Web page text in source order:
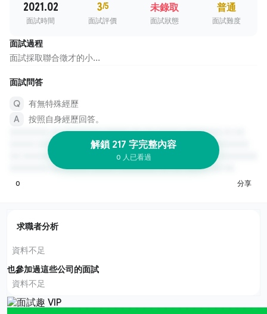
2021.02
面試時間
3/5
面試評價
未錄取
面試狀態
普通
面試難度
面試過程
面試採取聯合徵才的小...
面試問答
有無特殊經歷
按照自身經歷回答。
解鎖 217 字完整內容
0 人已看過
0 分享
求職者分析
資料不足
也參加過這些公司的面試
資料不足